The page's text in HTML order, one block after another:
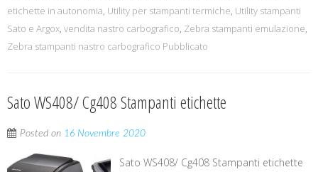
etichette in autonomia, Utility per stampanti termiche, Utility stampanti
Sato e Argox, vendita nastro carbografico, Zebra stampanti emulazione,
Zebra stampanti nastro carbografico Pubblicato
Sato WS408/ Cg408 Stampanti etichette
Posted on 16 Novembre 2020
Sato WS408/ Cg408 Stampanti etichette